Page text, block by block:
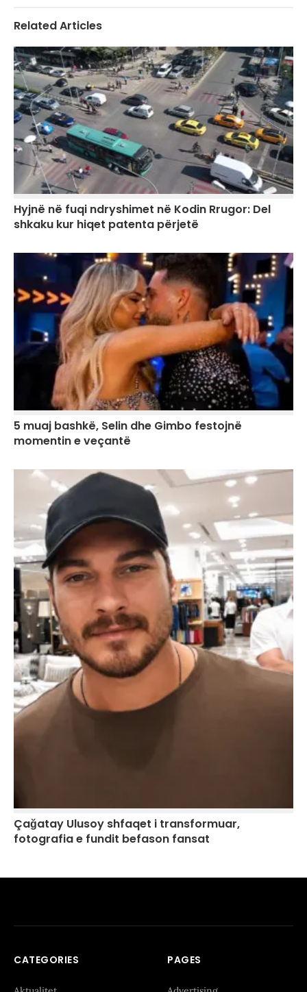
Related Articles
Hyjnë në fuqi ndryshimet në Kodin Rrugor: Del
shkaku kur hiqet patenta përjetë
5 muaj bashkë, Selin dhe Gimbo festojnë
momentin e veçantë
Çağatay Ulusoy shfaqet i transformuar,
fotografia e fundit befason fansat
CATEGORIES PAGES